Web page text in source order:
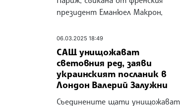
президент Еманюел Макрон,
06.03.2025 18:49
САЩ унищожават
световния ред, заяви
украинският посланик в
Лондон Валерий Залужни
Съединените щати унищожават